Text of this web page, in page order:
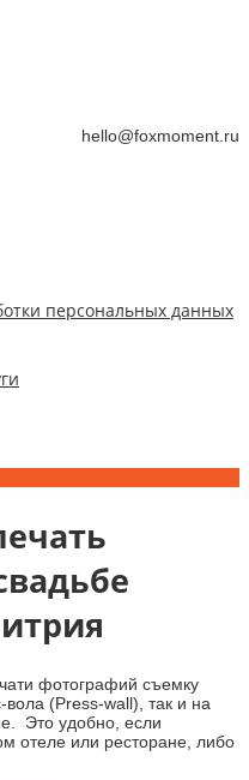
hello@foxmoment.ru
персональных данных
фотографий съемку
(Press-wall), так и на
Это удобно, если
отеле или ресторане, либо